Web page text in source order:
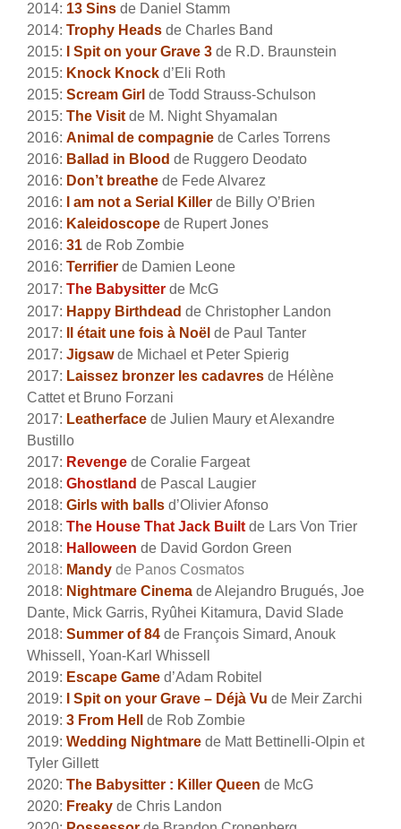
2014: 13 Sins de Daniel Stamm
2014: Trophy Heads de Charles Band
2015:
I Spit on your Grave 3 de R.D. Braunstein
2015: Knock Knock d’Eli Roth
2015: Scream Girl de Todd Strauss-Schulson
2015: The Visit de M. Night Shyamalan
2016: Animal de compagnie de Carles Torrens
2016: Ballad in Blood de Ruggero Deodato
2016: Don’t breathe de Fede Alvarez
2016:
I am not a Serial Killer de Billy O’Brien
2016: Kaleidoscope de Rupert Jones
2016: 31 de Rob Zombie
2016: Terrifier de Damien Leone
2017: The Babysitter de McG
2017: Happy Birthdead de Christopher Landon
2017:
Il était une fois à Noël de Paul Tanter
2017: Jigsawde Michael et Peter Spierig
2017: Laissez bronzer les cadavres de Hélène
Cattet et Bruno Forzani
2017: Leatherface de Julien Maury et Alexandre
Bustillo
2017: Revenge de Coralie Fargeat
2018: Ghostland de Pascal Laugier
2018: Girls with balls d’Olivier Afonso
2018: The House That Jack Built de Lars Von Trier
2018: Halloween de David Gordon Green
2018: Mandy de Panos Cosmatos
2018: Nightmare Cinema de Alejandro Brugués, Joe
Dante, Mick Garris, Ryûhei Kitamura, David Slade
2018: Summer of 84 de François Simard, Anouk
Whissell, Yoan-Karl Whissell
2019: Escape Game d’Adam Robitel
2019:
I Spit on your Grave – Déjà Vu de Meir Zarchi
2019: 3 From Hell
de Rob Zombie
2019: Wedding Nightmare de Matt Bettinelli-Olpin et
Tyler Gillett
2020: The Babysitter : Killer Queen de McG
2020: Freaky de Chris Landon